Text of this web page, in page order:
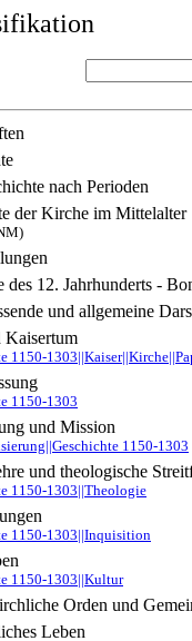
nach Perioden
der Kirche im Mittelalter
des 12. Jahrhunderts -
und allgemeine
Kaisertum
1150-
1150-1303
und Mission
1150-1303
und theologische
1150-1303||Theologie
1150-1303||Inquisition
1150-1303||Kultur
Orden und
Leben